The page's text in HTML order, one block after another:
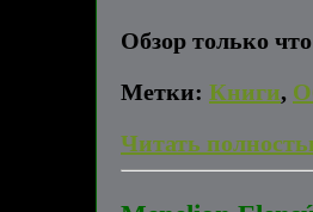
Обзор только
Метки: Книги,
Читать